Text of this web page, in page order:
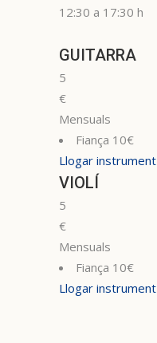
12:30 a 17:30 h
GUITARRA
5
€
Mensuals
Fiança 10€
Llogar instrument
VIOLÍ
5
€
Mensuals
Fiança 10€
Llogar instrument